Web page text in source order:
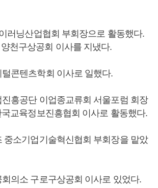
러닝산업협회 부회장으로 활동했다.
천구상공회 이사를 지냈다.
콘텐츠학회 이사로 일했다.
흥공단 이업종교류회 서울포럼 회장
교육정보진흥협회 이사로 활동했다.
중소기업기술혁신협회 부회장을 맡았
의소 구로구상공회 이사로 있었다.